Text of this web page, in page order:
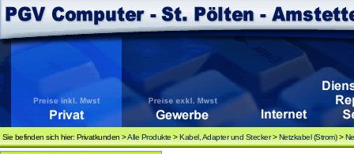
Sie befinden sich hier: Privatkunden >Alle Produkte >Kabel, Adapter und Stecker>Netzkabel (Strom)>